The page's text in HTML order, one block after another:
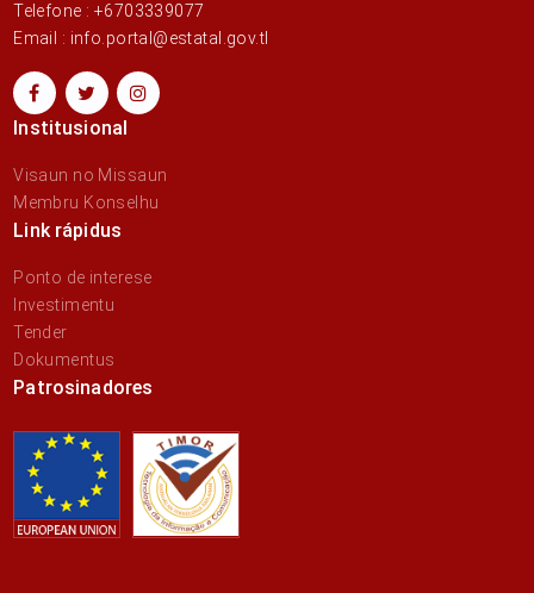
Telefone : +6703339077
Email : info.portal@estatal.gov.tl
Institusional
Visaun no Missaun
Membru Konselhu
Link rápidus
Ponto de interese
Investimentu
Tender
Dokumentus
Patrosinadores